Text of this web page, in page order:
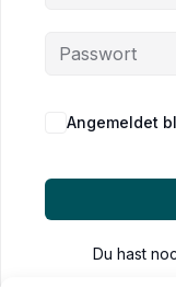
Alternative:
Angemeldet
Du hast